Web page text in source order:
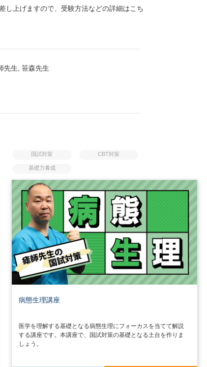
し上げますので、受験方法などの詳細はこち
先生, 笹森先生
国試対策 CBT対策
基礎力養成
病態生理講座
医学を理解する基礎となる病態生理にフォーカスを当てて解説
する講座です。本講座で、国試対策の基礎となる土台を作りま
しょう。